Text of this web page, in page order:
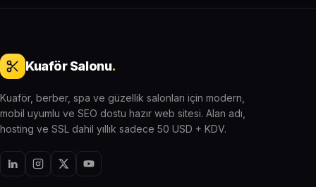
Kuaför Salonu.
Kuaför, berber, spa ve güzellik salonları için modern,
mobil uyumlu ve SEO dostu hazır web sitesi. Alan adı,
hosting ve SSL dahil yıllık sadece 50 USD + KDV.